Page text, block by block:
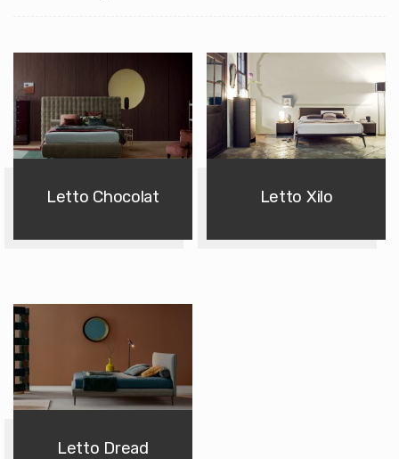
Letto Chocolat Letto Xilo
Letto Dread